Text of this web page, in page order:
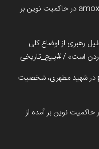
درحاکمیت نوین بر
رهبری از اوضاع کلی
است» / #پیچ_تاریخی
درشهید مطهری، شخصیت
حاکمیت نوین بر آمده از